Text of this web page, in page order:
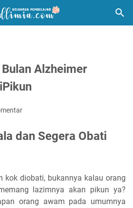
Alzheimer
dan Segera Obati
kok diobati, bukannya kalau orang
lazimnya akan pikun ya?
orang awam pada umumnya